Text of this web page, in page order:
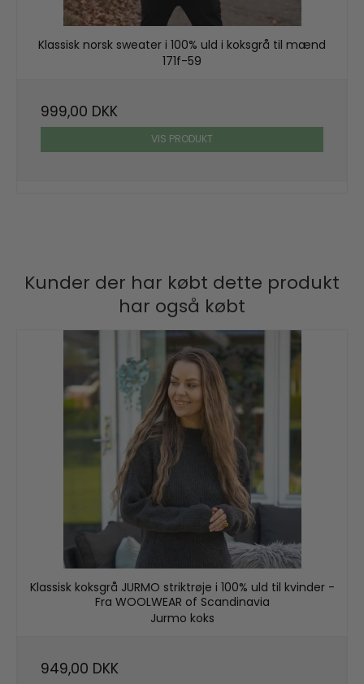
Klassisk norsk sweater i 100% uld i koksgrå til mænd
171f-59
999,00 DKK
VIS PRODUKT
Kunder der har købt dette produkt
har også købt
Klassisk koksgrå JURMO striktrøje i 100% uld til kvinder -
Fra WOOLWEAR of Scandinavia
Jurmo koks
949,00 DKK